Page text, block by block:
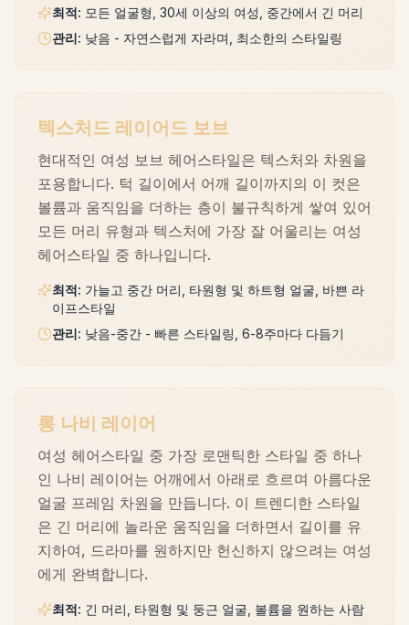
최적: 모든 얼굴형, 30세 이상의 여성, 중간에서 긴 머리
관리: 낮음 - 자연스럽게 자라며, 최소한의 스타일링
텍스처드 레이어드 보브
현대적인 여성 보브 헤어스타일은 텍스처와 차원을
포용합니다. 턱 길이에서 어깨 길이까지의 이 컷은
볼륨과 움직임을 더하는 층이 불규칙하게 쌓여 있어
모든 머리 유형과 텍스처에 가장 잘 어울리는 여성
헤어스타일 중 하나입니다.
최적: 가늘고 중간 머리, 타원형 및 하트형 얼굴, 바쁜 라
이프스타일
관리: 낮음-중간 - 빠른 스타일링, 6-8주마다 다듬기
롱 나비 레이어
여성 헤어스타일 중 가장 로맨틱한 스타일 중 하나
인 나비 레이어는 어깨에서 아래로 흐르며 아름다운
얼굴 프레임 차원을 만듭니다. 이 트렌디한 스타일
은 긴 머리에 놀라운 움직임을 더하면서 길이를 유
지하여, 드라마를 원하지만 헌신하지 않으려는 여성
에게 완벽합니다.
최적: 긴 머리, 타원형 및 둥근 얼굴, 볼륨을 원하는 사람